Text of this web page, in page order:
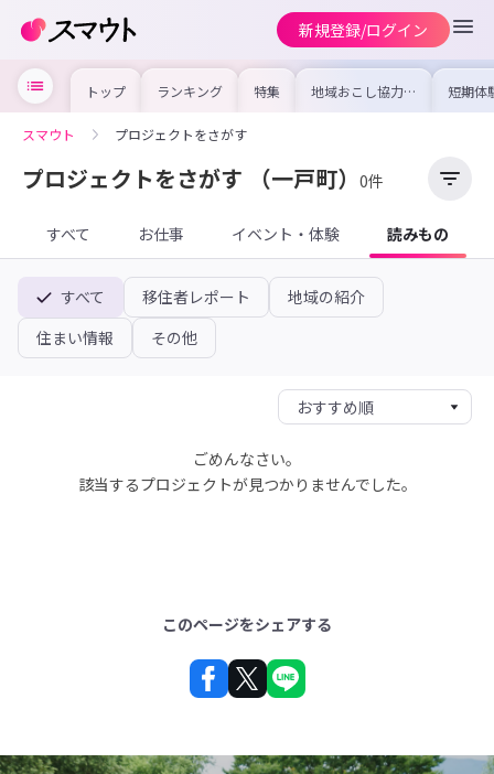
新規登録/ログイン
トップ ランキング 特集 地域おこし協力隊
の求人やイベント
を集めました！仕
けよう
短期体
り〜数
域を知
スマウト プロジェクトをさがす
プロジェクトをさがす （一戸町） 0件
すべて お仕事 イベント・体験 読みもの
すべて 移住者レポート
地域の紹介
住まい情報
その他
ごめんなさい。
該当するプロジェクトが見つかりませんでした。
このページをシェアする